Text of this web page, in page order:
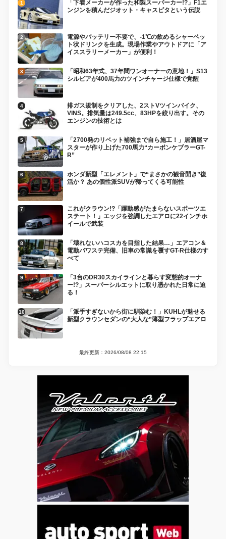
「下着メーカーが作った和製スーパーカー!?」F1エ
ンジンを積んだジオット・キャスピタという伝説
電源やバッテリー不要で、-1℃の飲めるシャーベッ
ト状ドリンクを生成。現場作業やアウトドアに「ア
イススラリーメーカー」が便利！
「昭和63年式、37年間ワンオーナーの意地！」S13
シルビアが400馬力のツインチャージ仕様で覚醒
排ガス規制をクリアした、2ストVツインバイク、
VINS。排気量は249.5cc、83HPを絞り出す。その
エンジンの技術とは
「2700発のリベット補強まで自ら施工！」居酒屋マ
スターが作り上げた700馬力“カーボンケブラーGT-
R”
ホンダ新型「エレメント」で“まさかの観音開き”復
活か？ あの個性派SUVが帰ってくる可能性
これがクラウン!?「躍動感がたまらないスポーツエ
ステート！」エッジを強調したエアロに22インチホ
イールで武装
「壊れないハコスカを目指した結果…」エアコン＆
電動パワステ完備、旧車の常識を覆すGT-R仕様のす
べて
「3台のDR30スカイラインと暮らす変態的オーナ
ー!?」スーパーシルエットに取り憑かれた日常に迫
る！
「派手すぎないから街に馴染む！」KUHLが魅せる
新型クラウンセダンの“大人な”薄型フラップエアロ
最終更新：2026/08/08 22:15